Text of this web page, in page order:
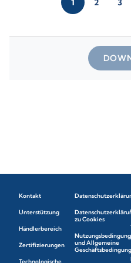
1 2 3
Kontakt
Unterstützung
Händlerbereich
Zertifizierungen
zu Cookies
und Allgemeine